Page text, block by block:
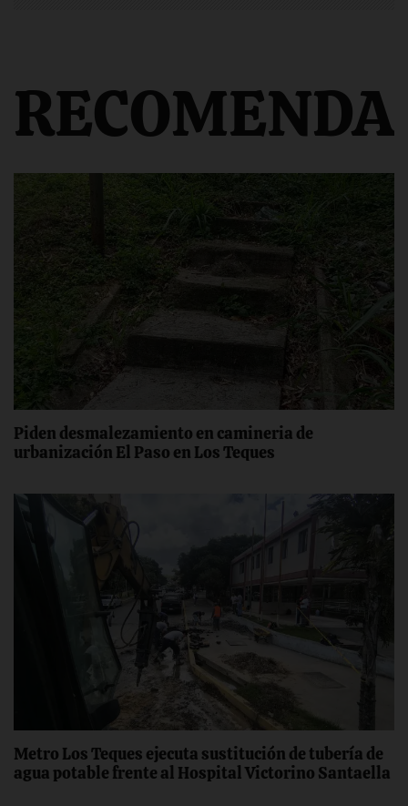
‎Piden desmalezamiento ‎en camineria de
urbanización El Paso en Los Teques
Metro Los Teques ejecuta sustitución de tubería de
agua potable frente al Hospital Victorino Santaella